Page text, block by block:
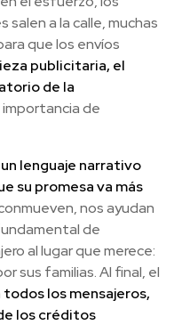
salen a la calle, muchas
que los envíos
publicitaria, el
de la
importancia de
un lenguaje narrativo
su promesa va más
nos ayudan
de
al lugar que merece:
sus familias. Al final, el
todos los mensajeros,
los créditos